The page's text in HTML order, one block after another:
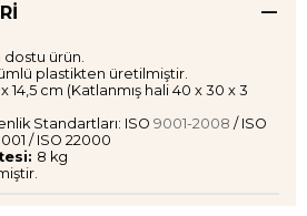
dostu ürün.
plastikten üretilmiştir.
14,5 cm (Katlanmış hali 40 x 30 x 3
Standartları: ISO 9001-2008 / ISO
/ ISO 22000
8 kg